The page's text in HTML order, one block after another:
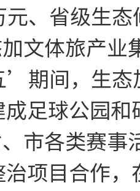
元、省级生
文体旅产业
期间，生态
足球公园
市各类赛事
项目合作